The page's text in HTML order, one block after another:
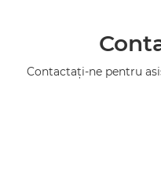
Contactaţi-ne pentru